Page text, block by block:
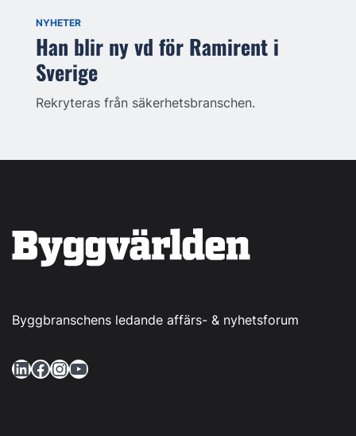
NYHETER
Han blir ny vd för Ramirent i
Sverige
Rekryteras från säkerhetsbranschen.
Byggbranschens ledande affärs- & nyhetsforum
LinkedIn Facebook InstagramYouTube